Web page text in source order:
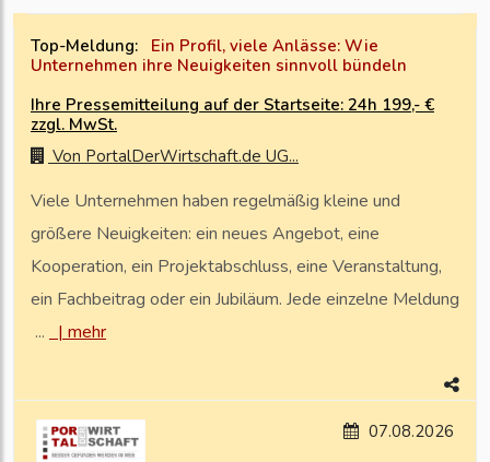
Top-Meldung: Ein Profil, viele Anlässe: Wie
Unternehmen ihre Neuigkeiten sinnvoll bündeln
Ihre Pressemitteilung auf der Startseite: 24h 199,- €
zzgl. MwSt.
Von PortalDerWirtschaft.de UG...
Viele Unternehmen haben regelmäßig kleine und
größere Neuigkeiten: ein neues Angebot, eine
Kooperation, ein Projektabschluss, eine Veranstaltung,
ein Fachbeitrag oder ein Jubiläum. Jede einzelne Meldung
...
| mehr
07.08.2026